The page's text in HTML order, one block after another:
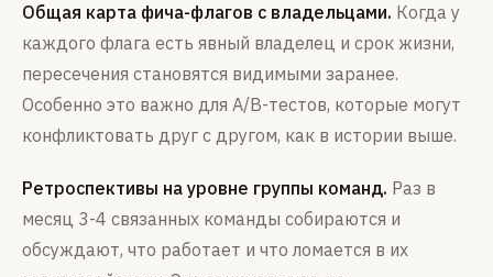
Общая карта фича-флагов с владельцами. Когда у
каждого флага есть явный владелец и срок жизни,
пересечения становятся видимыми заранее.
Особенно это важно для A/B-тестов, которые могут
конфликтовать друг с другом, как в истории выше.
Ретроспективы на уровне группы команд. Раз в
месяц 3-4 связанных команды собираются и
обсуждают, что работает и что ломается в их